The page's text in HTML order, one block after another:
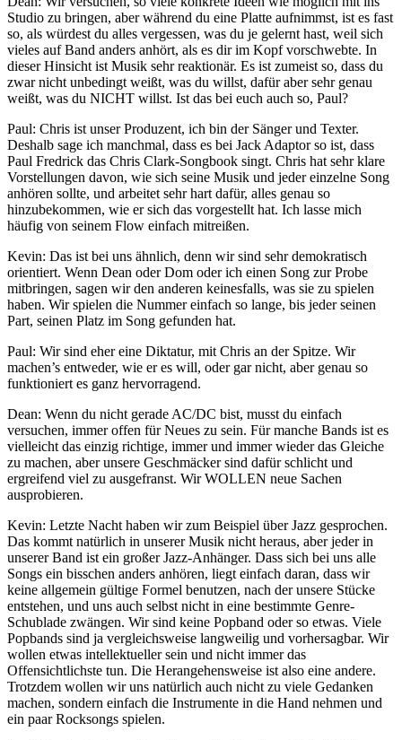
Studio zu bringen, aber während du eine Platte aufnimmst, ist es fast
so, als würdest du alles vergessen, was du je gelernt hast, weil sich
vieles auf Band anders anhört, als es dir im Kopf vorschwebte. In
dieser Hinsicht ist Musik sehr reaktionär. Es ist zumeist so, dass du
zwar nicht unbedingt weißt, was du willst, dafür aber sehr genau
weißt, was du NICHT willst. Ist das bei euch auch so, Paul?
Paul: Chris ist unser Produzent, ich bin der Sänger und Texter.
Deshalb sage ich manchmal, dass es bei Jack Adaptor so ist, dass
Paul Fredrick das Chris Clark-Songbook singt. Chris hat sehr klare
Vorstellungen davon, wie sich seine Musik und jeder einzelne Song
anhören sollte, und arbeitet sehr hart dafür, alles genau so
hinzubekommen, wie er sich das vorgestellt hat. Ich lasse mich
häufig von seinem Flow einfach mitreißen.
Kevin: Das ist bei uns ähnlich, denn wir sind sehr demokratisch
orientiert. Wenn Dean oder Dom oder ich einen Song zur Probe
mitbringen, sagen wir den anderen keinesfalls, was sie zu spielen
haben. Wir spielen die Nummer einfach so lange, bis jeder seinen
Part, seinen Platz im Song gefunden hat.
Paul: Wir sind eher eine Diktatur, mit Chris an der Spitze. Wir
machen’s entweder, wie er es will, oder gar nicht, aber genau so
funktioniert es ganz hervorragend.
Dean: Wenn du nicht gerade AC/DC bist, musst du einfach
versuchen, immer offen für Neues zu sein. Für manche Bands ist es
vielleicht das einzig richtige, immer und immer wieder das Gleiche
zu machen, aber unsere Geschmäcker sind dafür schlicht und
ergreifend viel zu ausgefranst. Wir WOLLEN neue Sachen
ausprobieren.
Kevin: Letzte Nacht haben wir zum Beispiel über Jazz gesprochen.
Das kommt natürlich in unserer Musik nicht heraus, aber jeder in
unserer Band ist ein großer Jazz-Anhänger. Dass sich bei uns alle
Songs ein bisschen anders anhören, liegt einfach daran, dass wir
keine allgemein gültige Formel benutzen, nach der unsere Stücke
entstehen, und uns auch selbst nicht in eine bestimmte Genre-
Schublade zwängen. Wir sind keine Popband oder so etwas. Viele
Popbands sind ja vergleichsweise langweilig und vorhersagbar. Wir
wollen etwas intellektueller sein und nicht immer das
Offensichtlichste tun. Die Herangehensweise ist also eine andere.
Trotzdem wollen wir uns natürlich auch nicht zu viele Gedanken
machen, sondern einfach die Instrumente in die Hand nehmen und
ein paar Rocksongs spielen.